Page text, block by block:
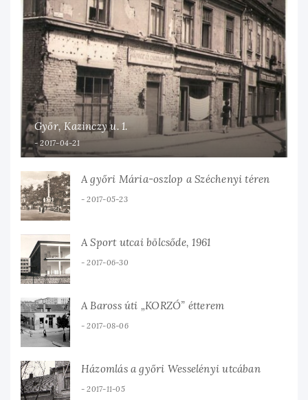
Győr, Kazinczy u. 1.
2017-04-21
A győri Mária-oszlop a Széchenyi téren
2017-05-23
A Sport utcai bölcsőde, 1961
2017-06-30
A Baross úti „KORZÓ” étterem
2017-08-06
Házomlás a győri Wesselényi utcában
2017-11-05